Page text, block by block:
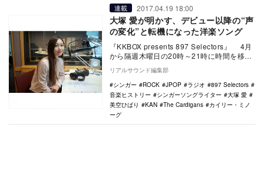
連載 2017.04.19 18:00
大塚 愛が明かす、デビュー以降の“声
の変化”と転機になった洋楽ソング
『KKBOX presents 897 Selectors』 4月
から隔週木曜日の20時～21時に時間を移
リアルサウンド編集部
シンガー
ROCK JPOP ラジオ
897 Selectors
音楽ヒストリー
シンガーソングライター
大塚 愛
美空ひばり
KAN The Cardigans
カイリー・ミノ
ーグ